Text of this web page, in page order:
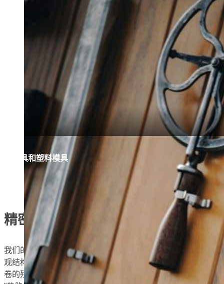
工具和塑料模具
精密和化学控制
我们的热轧卷板具有严格控制的化学成分和洁净的微
观结构，可提供稳定的性能、强度和可成形性。热轧